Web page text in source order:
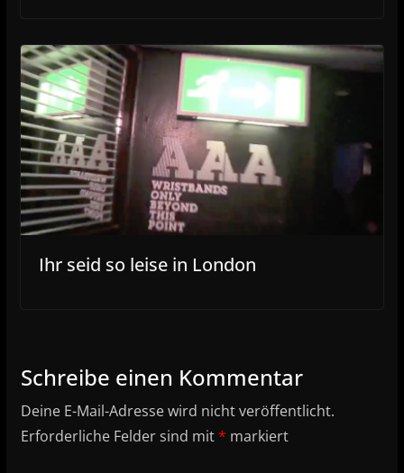
Ihr seid so leise in London
Schreibe einen Kommentar
Deine E-Mail-Adresse wird nicht veröffentlicht.
Erforderliche Felder sind mit* markiert